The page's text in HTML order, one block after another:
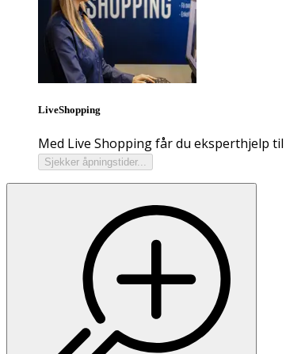
LiveShopping
Med Live Shopping får du eksperthjelp
Sjekker åpningstider...